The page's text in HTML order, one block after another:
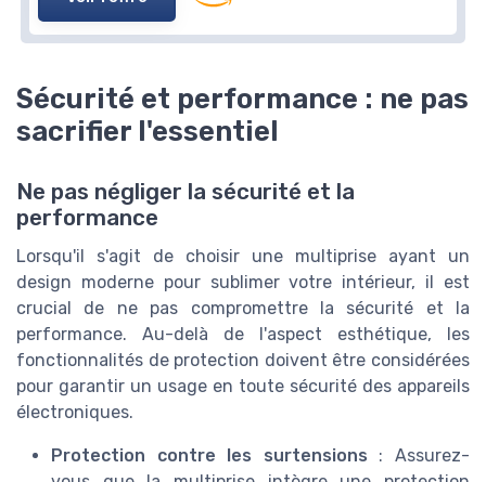
Sécurité et performance : ne pas
sacrifier l'essentiel
Ne pas négliger la sécurité et la
performance
Lorsqu'il s'agit de choisir une multiprise ayant un
design moderne pour sublimer votre intérieur, il est
crucial de ne pas compromettre la sécurité et la
performance. Au-delà de l'aspect esthétique, les
fonctionnalités de protection doivent être considérées
pour garantir un usage en toute sécurité des appareils
électroniques.
Protection contre les surtensions : Assurez-